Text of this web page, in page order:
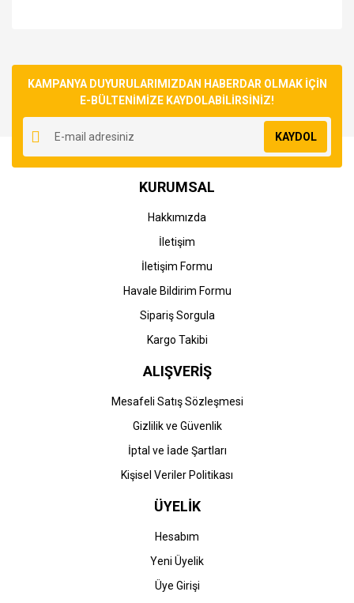
Yorum Yaz
kullanarak tarafımıza iletebilirsiniz.
Görüş ve önerileriniz için teşekkür ederiz.
Ürün resmi kalitesiz, bozuk veya görüntülenemiyor.
Ürün açıklamasında eksik bilgiler bulunuyor.
Ürün bilgilerinde hatalar bulunuyor.
Ürün fiyatı diğer sitelerden daha pahalı.
Gönder
KAMPANYA DUYURULARIMIZDAN HABERDAR OLMAK İÇİN
E-BÜLTENİMİZE KAYDOLABİLİRSİNİZ!
KAYDOL
KURUMSAL
Hakkımızda
İletişim
İletişim Formu
Havale Bildirim Formu
Sipariş Sorgula
Kargo Takibi
ALIŞVERİŞ
Mesafeli Satış Sözleşmesi
Gizlilik ve Güvenlik
İptal ve İade Şartları
Kişisel Veriler Politikası
ÜYELİK
Hesabım
Yeni Üyelik
Üye Girişi